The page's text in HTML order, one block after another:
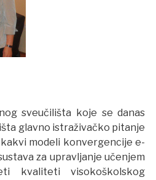
sveučilišta koje se danas
glavno istraživačko pitanje
modeli konvergencije e-
za upravljanje učenjem
kvaliteti visokoškolskog